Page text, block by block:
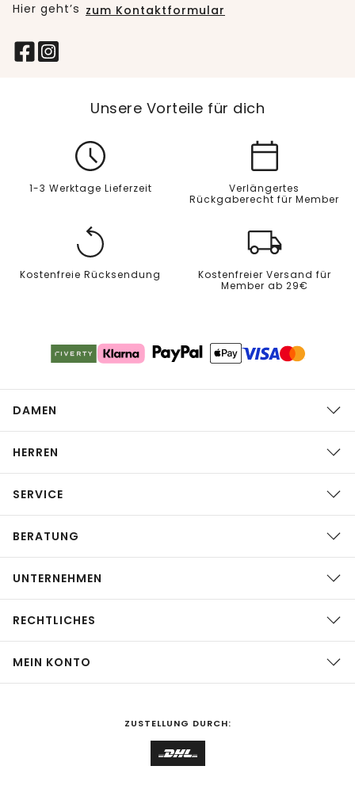
Hier geht’s zum Kontaktformular
Unsere Vorteile für dich
1-3 Werktage Lieferzeit
Verlängertes
Rückgaberecht für Member
Kostenfreie Rücksendung
Kostenfreier Versand für
Member ab 29€
DAMEN
HERREN
SERVICE
BERATUNG
UNTERNEHMEN
RECHTLICHES
MEIN KONTO
ZUSTELLUNG DURCH: